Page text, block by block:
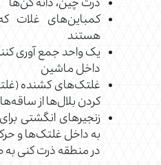
ذرت چین، دانه کن‌ها
کمباین‌های غلات
هستند
یک واحد جمع آوری
داخل ماشین
غلتک‌های کشنده
کردن بلال‌ها از ساقه‌ها
زنجیرهای انگشتی
به داخل غلتک‌ها و
در منطقه ذرت کنی